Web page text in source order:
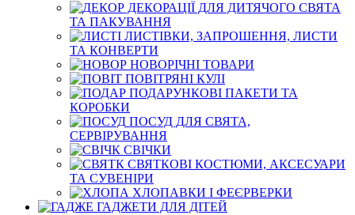
ДЕКОРАЦІЇ ДЛЯ ДИТЯЧОГО СВЯТА
ТА ПАКУВАННЯ
ЛИСТІВКИ, ЗАПРОШЕННЯ, ЛИСТИ
ТА КОНВЕРТИ
НОВОРІЧНІ ТОВАРИ
ПОВІТРЯНІ КУЛІ
ПОДАРУНКОВІ ПАКЕТИ ТА
КОРОБКИ
ПОСУД ДЛЯ СВЯТА,
СЕРВІРУВАННЯ
СВІЧКИ
СВЯТКОВІ КОСТЮМИ, АКСЕСУАРИ
ТА СУВЕНІРИ
ХЛОПАВКИ І ФЕЄРВЕРКИ
ГАДЖЕТИ ДЛЯ ДІТЕЙ